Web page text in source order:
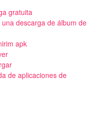
gratuita
descarga de álbum de
apk
de aplicaciones de